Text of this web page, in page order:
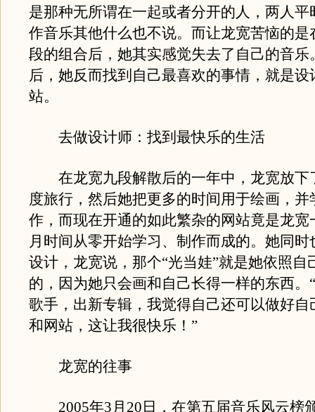
是那种无所谓在一起或者分开的人，两人平
作音乐其他什么也不说。而让龙宽苦恼的是
段的组合后，她其实感觉失去了自己的音乐
后，她反而找到自己最喜欢的事情，就是设
站。
去做设计师：找到最快乐的生活
在龙宽九段解散后的一年中，龙宽放下
度旅行，然后她把更多的时间用于绘画，并
作，而现在开通的如此繁杂的网站竟是龙宽
月时间从零开始学习、制作而成的。她同时
设计，龙宽说，那个“光当娃”就是她依照自
的，因为她只会画和自己长得一样的东西。
歌手，出新专辑，我觉得自己还可以做好自
和网站，这让我很快乐！”
龙宽的往事
2005年3月20日，在第五届音乐风云榜